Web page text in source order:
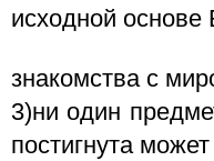
исходной основе
знакомства с
3)ни один
постигнута